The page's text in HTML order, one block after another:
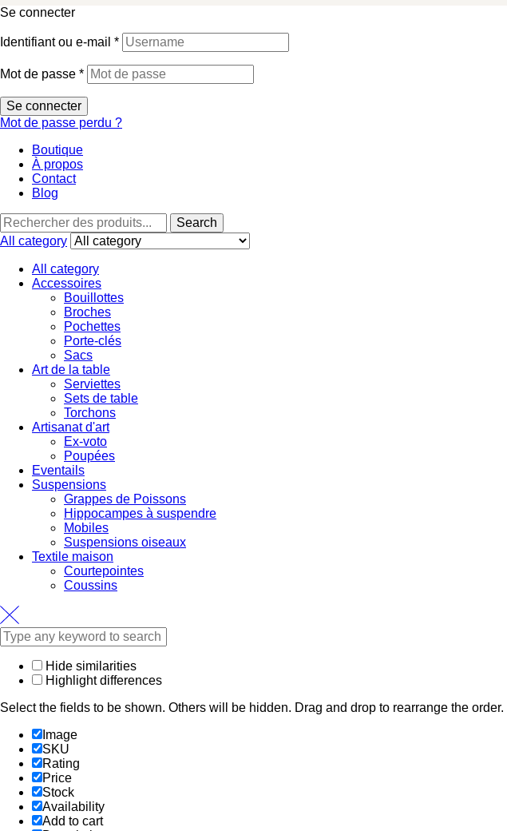
Se connecter
Identifiant ou e-mail *
Mot de passe *
Se connecter
Mot de passe perdu ?
Boutique
À propos
Contact
Blog
Search
All category
All category
Accessoires
Bouillottes
Broches
Pochettes
Porte-clés
Sacs
Art de la table
Serviettes
Sets de table
Torchons
Artisanat d'art
Ex-voto
Poupées
Eventails
Suspensions
Grappes de Poissons
Hippocampes à suspendre
Mobiles
Suspensions oiseaux
Textile maison
Courtepointes
Coussins
Hide similarities
Highlight differences
Select the fields to be shown. Others will be hidden. Drag and drop to rearrange the order.
Image
SKU
Rating
Price
Stock
Availability
Add to cart